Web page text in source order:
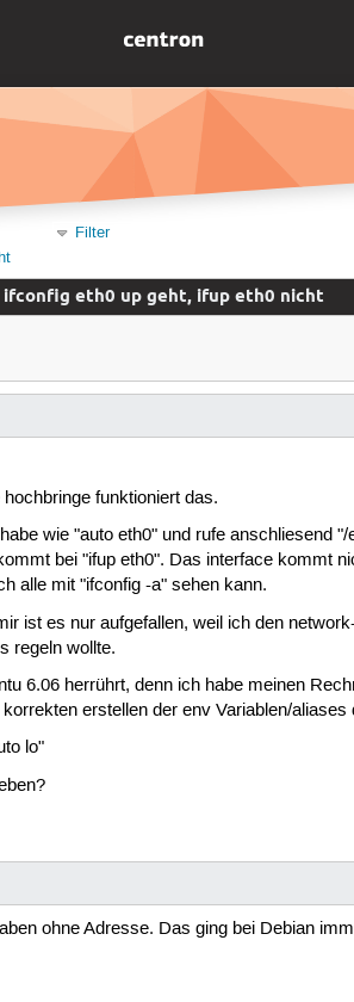
Filter
ifconfig eth0 up geht, ifup eth0 nicht
funktioniert das.
wie "auto eth0" und rufe anschliesend
bei "ifup eth0". Das interface kommt
alle mit "ifconfig -a" sehen kann.
ist es nur aufgefallen, weil ich den
regeln wollte.
6.06 herrührt, denn ich habe meinen
erstellen der env Variablen/
lo"
ohne Adresse. Das ging bei Debian